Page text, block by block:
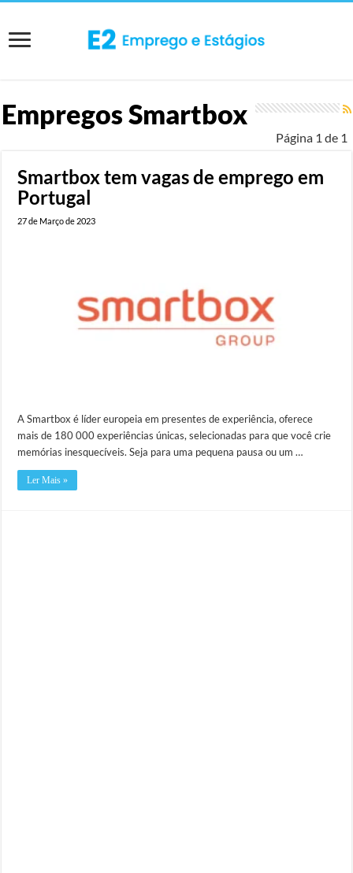
EmpregosSmartbox
Página 1 de 1
Smartbox tem vagas de emprego em
Portugal
27 de Março de 2023
A Smartbox é líder europeia em presentes de experiência, oferece
mais de 180 000 experiências únicas, selecionadas para que você crie
memórias inesquecíveis. Seja para uma pequena pausa ou um …
Ler Mais »